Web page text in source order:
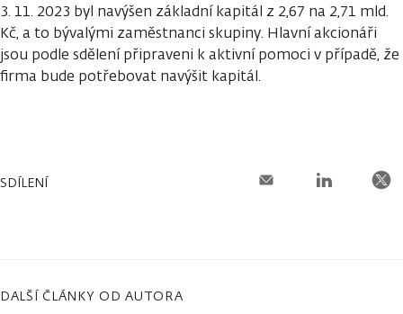
3. 11. 2023 byl navýšen základní kapitál z 2,67 na 2,71 mld.
Kč, a to bývalými zaměstnanci skupiny. Hlavní akcionáři
jsou podle sdělení připraveni k aktivní pomoci v případě, že
firma bude potřebovat navýšit kapitál.
SDÍLENÍ
DALŠÍ ČLÁNKY OD AUTORA